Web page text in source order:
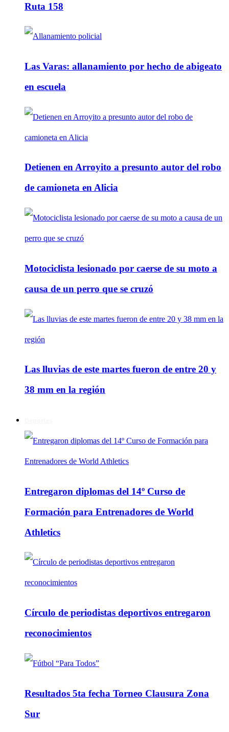
Ruta 158
Las Varas: allanamiento por hecho de abigeato
en escuela
Detienen en Arroyito a presunto autor del robo
de camioneta en Alicia
Motociclista lesionado por caerse de su moto a
causa de un perro que se cruzó
Las lluvias de este martes fueron de entre 20 y
38 mm en la región
Entregaron diplomas del 14º Curso de
Formación para Entrenadores de World
Athletics
Círculo de periodistas deportivos entregaron
reconocimientos
Resultados 5ta fecha Torneo Clausura Zona
Sur